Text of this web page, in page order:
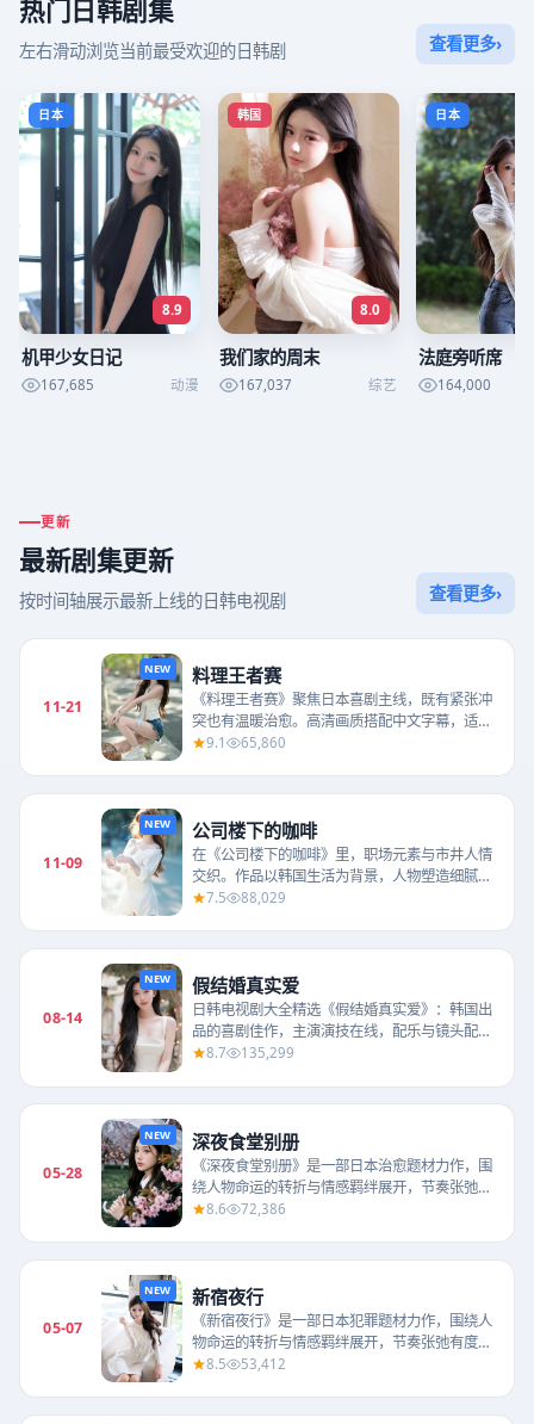
热门日韩剧集
左右滑动浏览当前最受欢迎的日韩剧 查看更多›
日本
8.9
机甲少女日记
167,685 动漫
韩国
8.0
我们家的周末
167,037 综艺
日本
法庭旁听席
164,000
更新
最新剧集更新
按时间轴展示最新上线的日韩电视剧 查看更多›
11-21
NEW 料理王者赛
《料理王者赛》聚焦日本喜剧主线，既有紧张冲
突也有温暖治愈。高清画质搭配中文字幕，适合
晚间连续观看。由黑泽清执导，松本润、广濑
9.1 65,860
11-09
NEW 公司楼下的咖啡
在《公司楼下的咖啡》里，职场元素与市井人情
交织。作品以韩国生活为背景，人物塑造细腻，
是日韩电视剧大全热播推荐之一。由李应福执
7.5 88,029
08-14
NEW 假结婚真实爱
日韩电视剧大全精选《假结婚真实爱》：韩国出
品的喜剧佳作，主演演技在线，配乐与镜头配合
出色，值得二刷。由金知云执导，俞承豪、金宇
8.7 135,299
05-28
NEW 深夜食堂别册
《深夜食堂别册》是一部日本治愈题材力作，围
绕人物命运的转折与情感羁绊展开，节奏张弛有
度，适合在日韩电视剧大全一口气追完。由细田
8.6 72,386
05-07
NEW 新宿夜行
《新宿夜行》是一部日本犯罪题材力作，围绕人
物命运的转折与情感羁绊展开，节奏张弛有度，
适合在日韩电视剧大全一口气追完。由河合勇人
8.5 53,412